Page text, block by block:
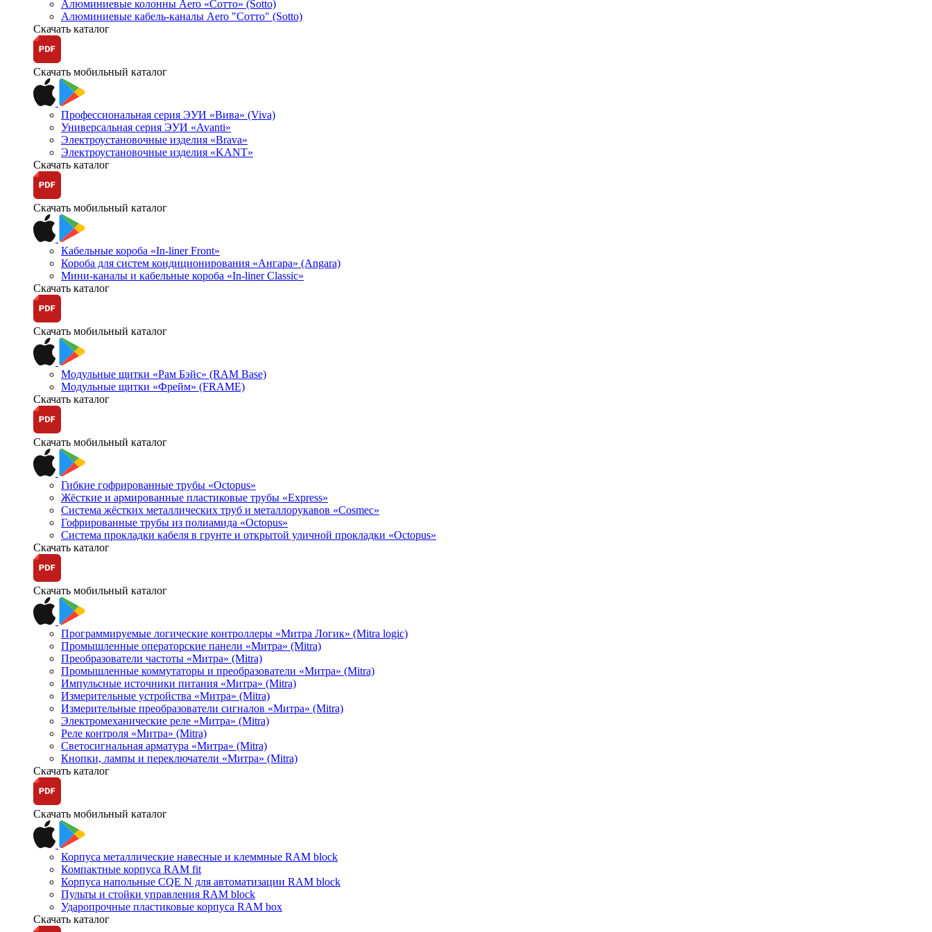
Алюминиевые колонны Aero «Сотто» (Sotto)
Алюминиевые кабель-каналы Aero "Сотто" (Sotto)
Скачать каталог
Скачать мобильный каталог
Профессиональная серия ЭУИ «Вива» (Viva)
Универсальная серия ЭУИ «Avanti»
Электроустановочные изделия «Brava»
Электроустановочные изделия «KANT»
Скачать каталог
Скачать мобильный каталог
Кабельные короба «In-liner Front»
Короба для систем кондиционирования «Ангара» (Angara)
Мини-каналы и кабельные короба «In-liner Classic»
Скачать каталог
Скачать мобильный каталог
Модульные щитки «Рам Бэйс» (RAM Base)
Модульные щитки «Фрейм» (FRAME)
Скачать каталог
Скачать мобильный каталог
Гибкие гофрированные трубы «Octopus»
Жёсткие и армированные пластиковые трубы «Express»
Система жёстких металлических труб и металлорукавов «Cosmec»
Гофрированные трубы из полиамида «Octopus»
Система прокладки кабеля в грунте и открытой уличной прокладки «Octopus»
Скачать каталог
Скачать мобильный каталог
Программируемые логические контроллеры «Митра Логик» (Mitra logic)
Промышленные операторские панели «Митра» (Mitra)
Преобразователи частоты «Митра» (Mitra)
Промышленные коммутаторы и преобразователи «Митра» (Mitra)
Импульсные источники питания «Митра» (Mitra)
Измерительные устройства «Митра» (Mitra)
Измерительные преобразователи сигналов «Митра» (Mitra)
Электромеханические реле «Митра» (Mitra)
Реле контроля «Митра» (Mitra)
Светосигнальная арматура «Митра» (Mitra)
Кнопки, лампы и переключатели «Митра» (Mitra)
Скачать каталог
Скачать мобильный каталог
Корпуса металлические навесные и клеммные RAM block
Компактные корпуса RAM fit
Корпуса напольные CQE N для автоматизации RAM block
Пульты и стойки управления RAM block
Ударопрочные пластиковые корпуса RAM box
Скачать каталог